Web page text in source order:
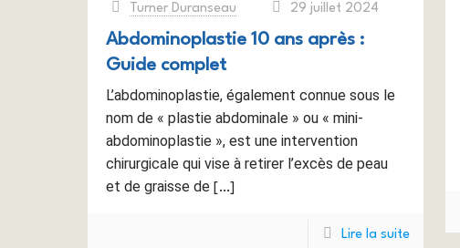
Turner Duranseau 29 juillet 2024
Abdominoplastie 10 ans après :
Guide complet
L’abdominoplastie, également connue sous le
nom de « plastie abdominale » ou « mini-
abdominoplastie », est une intervention
chirurgicale qui vise à retirer l’excès de peau
et de graisse de[…]
Lire la suite